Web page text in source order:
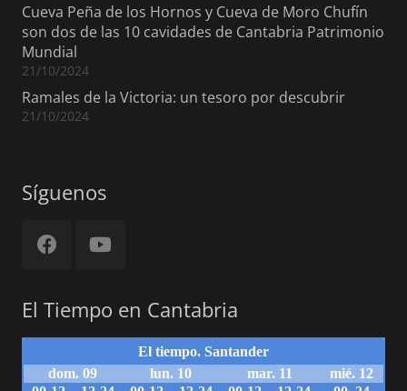
Cueva Peña de los Hornos y Cueva de Moro Chufín
son dos de las 10 cavidades de Cantabria Patrimonio
Mundial
21/10/2024
Ramales de la Victoria: un tesoro por descubrir
21/10/2024
Síguenos
El Tiempo en Cantabria